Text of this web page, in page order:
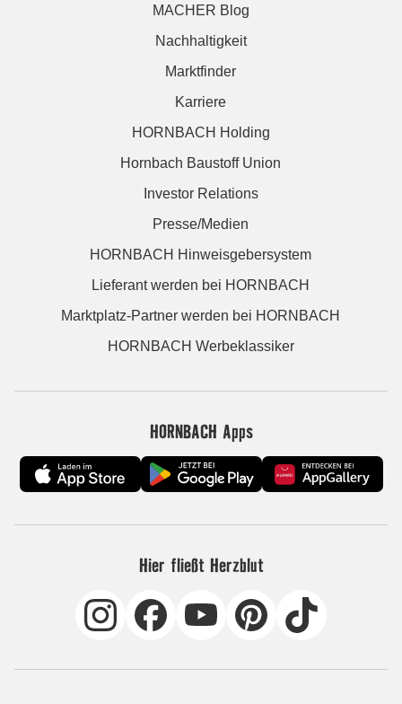
MACHER Blog
Nachhaltigkeit
Marktfinder
Karriere
HORNBACH Holding
Hornbach Baustoff Union
Investor Relations
Presse/Medien
HORNBACH Hinweisgebersystem
Lieferant werden bei HORNBACH
Marktplatz-Partner werden bei HORNBACH
HORNBACH Werbeklassiker
HORNBACH Apps
Hier fließt Herzblut